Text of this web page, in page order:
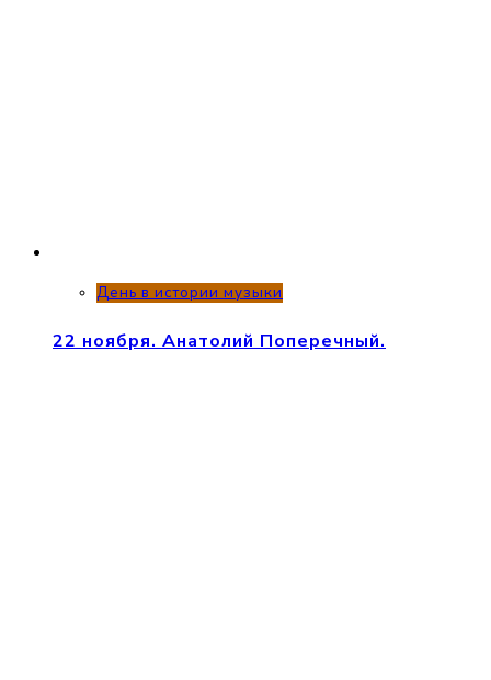
День в истории музыки
22 ноября. Анатолий Поперечный.